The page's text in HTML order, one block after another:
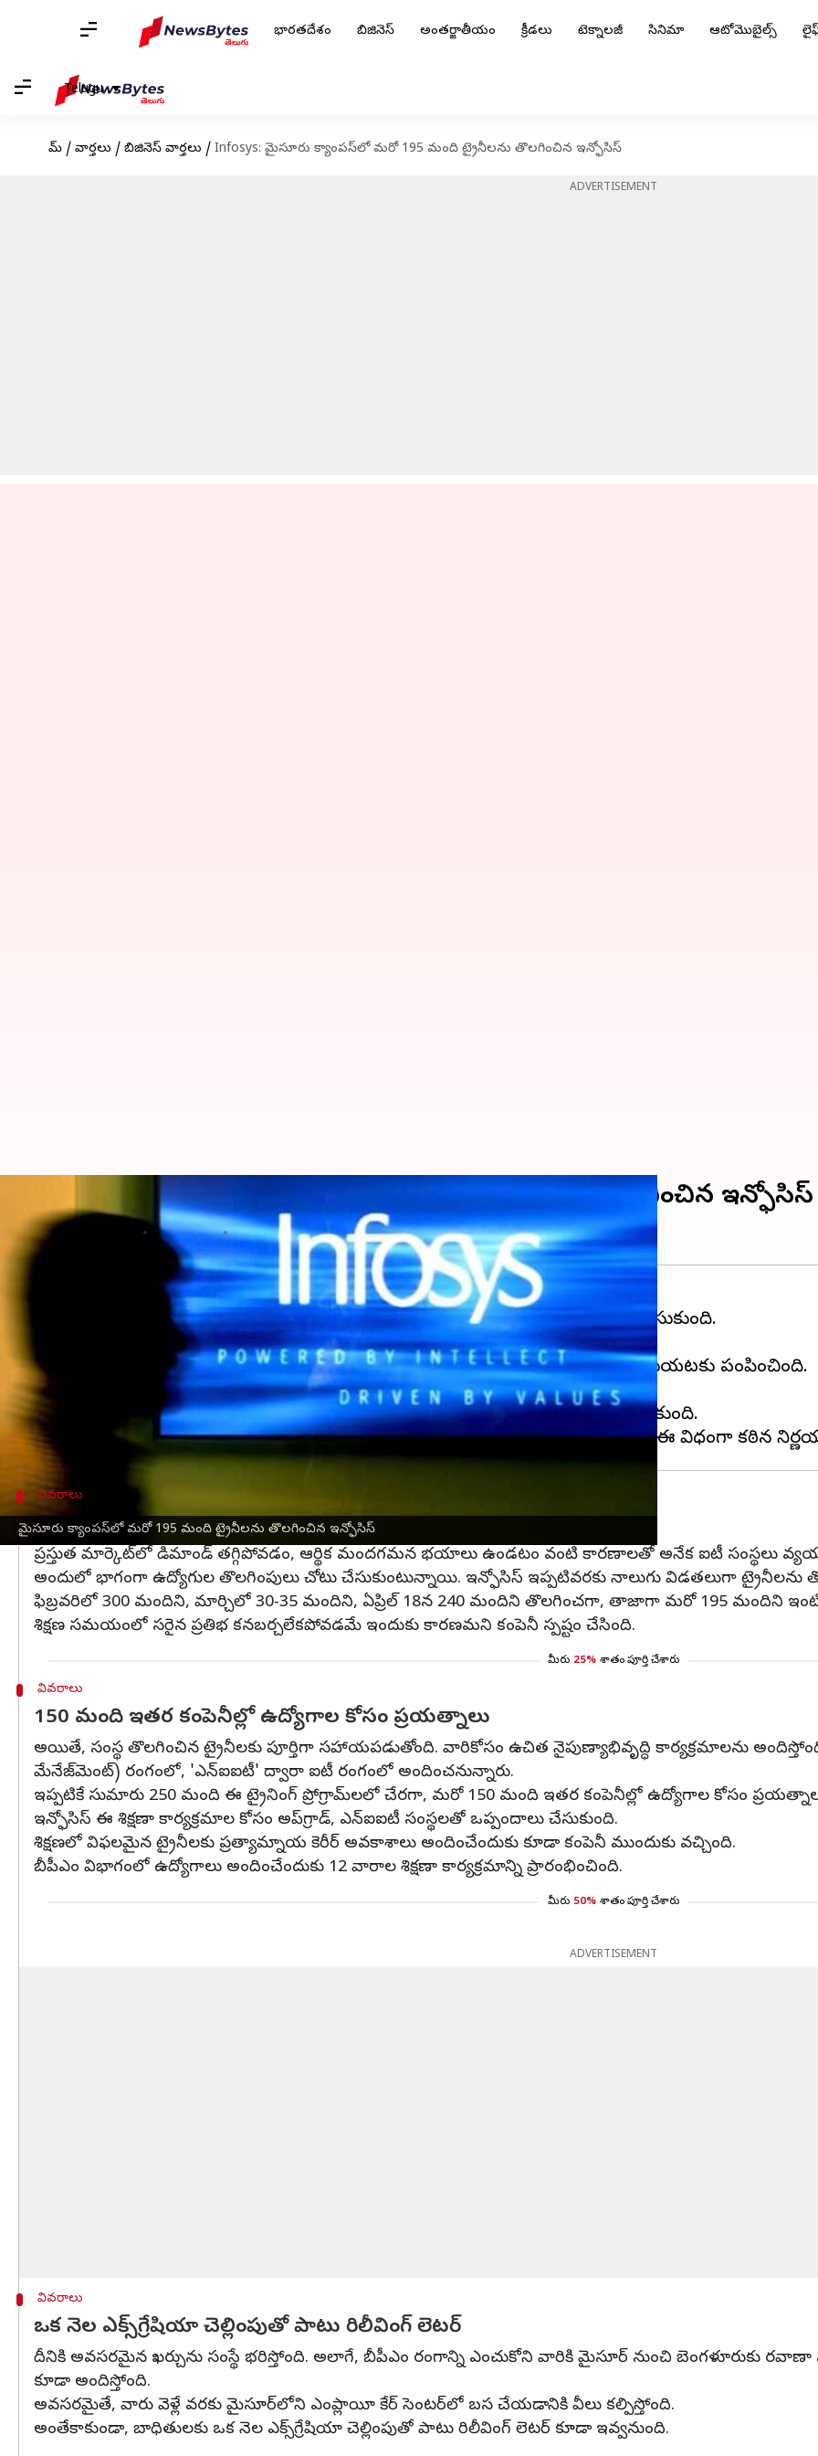
భారతదేశం బిజినెస్ అంతర్జాతీయం క్రీడలు టెక్నాలజీ సినిమా ఆటోమొబైల్స్
Telugu
హోమ్ / వార్తలు / బిజినెస్ వార్తలు / Infosys: మైసూరు క్యాంపస్‌లో మరో 195 మంది ట్రైనీలను తొలగించిన ఇన్ఫోసిస్
ADVERTISEMENT
మైసూరు క్యాంపస్‌లో మరో 195 మంది ట్రైనీలను తొలగించిన ఇన్ఫోసిస్
Infosys: మైసూరు క్యాంపస్‌లో మరో 195 మంది ట్రైనీలను తొలగించిన
వ్రాసిన వారు Apr 29, 2025 02:30 pm
దేశీయంగా రెండో అతిపెద్ద ఐటీ సంస్థగా గుర్తింపు పొందినఇన్ఫోసిస్మరోసారి కఠిన నిర్ణయం తీసుకుంది.
మైసూర్ క్యాంపస్‌లో శిక్షణ పొందుతున్న ట్రైనీలను ఆ సంస్థ తొలగించింది.
అంతర్గత మూల్యాంకన పరీక్షలో విఫలమయ్యారన్న కారణంతో ఏకంగా 195 మందిని సంస్థ బయటకు పంపించింది.
ఏప్రిల్ 29న పంపిన కంపెనీ మెయిల్స్ ద్వారా ఈ విషయం వెలుగులోకి వచ్చింది.
ఫిబ్రవరి నుంచీ ఇప్పటి వరకు సంస్థ తొలగించిన ట్రైనీల మొత్తం సంఖ్య సుమారు 800కు చేరుకుంది.
వివరాలు
నాలుగు విడతలుగా ట్రైనీలను తొలగించిన ఇన్ఫోసిస్
ప్రస్తుత మార్కెట్‌లో డిమాండ్ తగ్గిపోవడం, ఆర్థిక మందగమన భయాలు ఉండటం వంటి కారణాలతో అనేక ఐటీ సంస్థలు
అందులో భాగంగా ఉద్యోగుల తొలగింపులు చోటు చేసుకుంటున్నాయి. ఇన్ఫోసిస్ ఇప్పటివరకు నాలుగు విడతలుగా ట్రైనీలను
ఫిబ్రవరిలో 300 మందిని, మార్చిలో 30-35 మందిని, ఏప్రిల్ 18న 240 మందిని తొలగించగా, తాజాగా మరో 195 మందిని
శిక్షణ సమయంలో సరైన ప్రతిభ కనబర్చలేకపోవడమే ఇందుకు కారణమని కంపెనీ స్పష్టం చేసింది.
మీరు 25% శాతం పూర్తి చేశారు
వివరాలు
150 మంది ఇతర కంపెనీల్లో ఉద్యోగాల కోసం ప్రయత్నాలు
అయితే, సంస్థ తొలగించిన ట్రైనీలకు పూర్తిగా సహాయపడుతోంది. వారికోసం ఉచిత నైపుణ్యాభివృద్ధి కార్యక్రమాలను
మేనేజ్‌మెంట్) రంగంలో, 'ఎన్ఐఐటీ' ద్వారా ఐటీ రంగంలో అందించనున్నారు.
ఇప్పటికే సుమారు 250 మంది ఈ ట్రైనింగ్ ప్రోగ్రామ్‌లలో చేరగా, మరో 150 మంది ఇతర కంపెనీల్లో ఉద్యోగాల కోసం ప్రయత్నాలు
ఇన్ఫోసిస్ ఈ శిక్షణా కార్యక్రమాల కోసం అప్‌గ్రాడ్, ఎన్ఐఐటీ సంస్థలతో ఒప్పందాలు చేసుకుంది.
శిక్షణలో విఫలమైన ట్రైనీలకు ప్రత్యామ్నాయ కెరీర్ అవకాశాలు అందించేందుకు కూడా కంపెనీ ముందుకు వచ్చింది.
బీపీఎం విభాగంలో ఉద్యోగాలు అందించేందుకు 12 వారాల శిక్షణా కార్యక్రమాన్ని ప్రారంభించింది.
మీరు 50% శాతం పూర్తి చేశారు
ADVERTISEMENT
వివరాలు
ఒక నెల ఎక్స్‌గ్రేషియా చెల్లింపుతో పాటు రిలీవింగ్ లెటర్
దీనికి అవసరమైన ఖర్చును సంస్థే భరిస్తోంది. అలాగే, బీపీఎం రంగాన్ని ఎంచుకోని వారికి మైసూర్ నుంచి బెంగళూరుకు
కూడా అందిస్తోంది.
అవసరమైతే, వారు వెళ్లే వరకు మైసూర్‌లోని ఎంప్లాయీ కేర్ సెంటర్‌లో బస చేయడానికి వీలు కల్పిస్తోంది.
అంతేకాకుండా, బాధితులకు ఒక నెల ఎక్స్‌గ్రేషియా చెల్లింపుతో పాటు రిలీవింగ్ లెటర్ కూడా ఇవ్వనుంది.